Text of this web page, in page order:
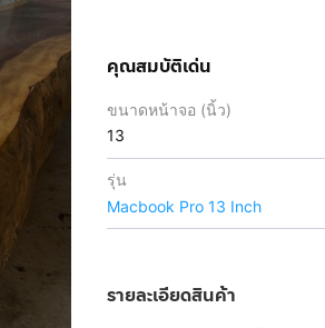
คุณสมบัติเด่น
ขนาดหน้าจอ (นิ้ว)
13
รุ่น
Macbook Pro 13 Inch
รายละเอียดสินค้า